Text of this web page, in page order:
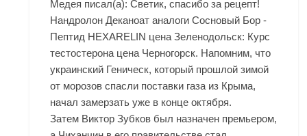
Медея писал(а): Светик, спасибо за рецепт!
Нандролон Деканоат аналоги Сосновый Бор -
Пептид HEXARELIN цена Зеленодольск: Курс
тестостерона цена Черногорск. Напомним, что
украинский Геническ, который прошлой зимой
от морозов спасли поставки газа из Крыма,
начал замерзать уже в конце октября.
Затем Виктор Зубков был назначен премьером,